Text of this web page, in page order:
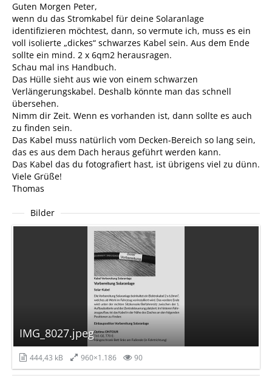
Guten Morgen Peter,
wenn du das Stromkabel für deine Solaranlage
identifizieren möchtest, dann, so vermute ich, muss es ein
voll isolierte „dickes“ schwarzes Kabel sein. Aus dem Ende
sollte ein mind. 2 x 6qm2 herausragen.
Schau mal ins Handbuch.
Das Hülle sieht aus wie von einem schwarzen
Verlängerungskabel. Deshalb könnte man das schnell
übersehen.
Nimm dir Zeit. Wenn es vorhanden ist, dann sollte es auch
zu finden sein.
Das Kabel muss natürlich vom Decken-Bereich so lang sein,
das es aus dem Dach heraus geführt werden kann.
Das Kabel das du fotografiert hast, ist übrigens viel zu dünn.
Viele Grüße!
Thomas
Bilder
IMG_8027.jpeg
444,43 kB 960×1.186 90